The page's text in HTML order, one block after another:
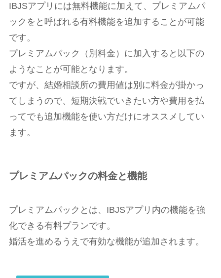
IBJSアプリには無料機能に加えて、プレミアムパ
ックをと呼ばれる有料機能を追加することが可能
です。
プレミアムパック（別料金）に加入すると以下の
ようなことが可能となります。
ですが、結婚相談所の費用値は別に料金が掛かっ
てしまうので、短期決戦でいきたい方や費用を払
ってでも追加機能を使い方だけにオススメしてい
ます。
プレミアムパックの料金と機能
プレミアムパックとは、IBJSアプリ内の機能を強
化できる有料プランです。
婚活を進めるうえで有効な機能が追加されます。